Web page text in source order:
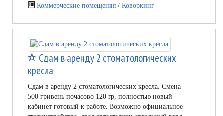
Коммерческие помещения / Коворкинг
Сдам в аренду 2 стоматологических
кресла
Сдам в аренду 2 стоматологических кресла. Смена
500 гривень почасово 120 гр, полностью новый
кабинет готовый к работе. Возможно официальное